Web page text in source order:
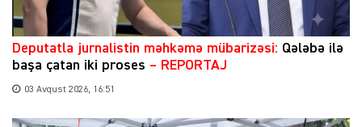
​Deputatla jurnalistin məhkəmə mübarizəsi: Qələbə ilə
başa çatan iki proses – REPORTAJ
03 Avqust 2026, 16:51